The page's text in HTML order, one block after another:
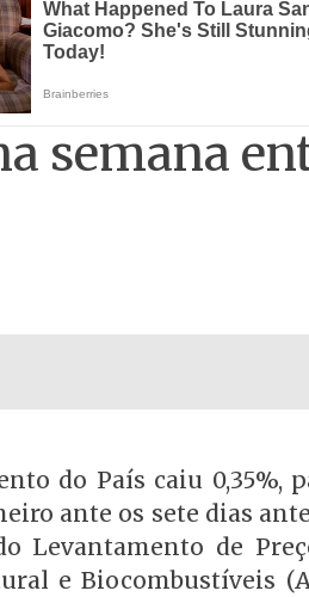
semana
do País caiu 0,35%,
ante os sete dias
Levantamento de
e Biocombustíveis